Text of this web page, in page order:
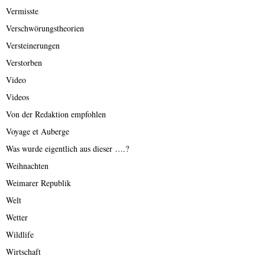
Vermisste
Verschwörungstheorien
Versteinerungen
Verstorben
Video
Videos
Von der Redaktion empfohlen
Voyage et Auberge
Was wurde eigentlich aus dieser ….?
Weihnachten
Weimarer Republik
Welt
Wetter
Wildlife
Wirtschaft